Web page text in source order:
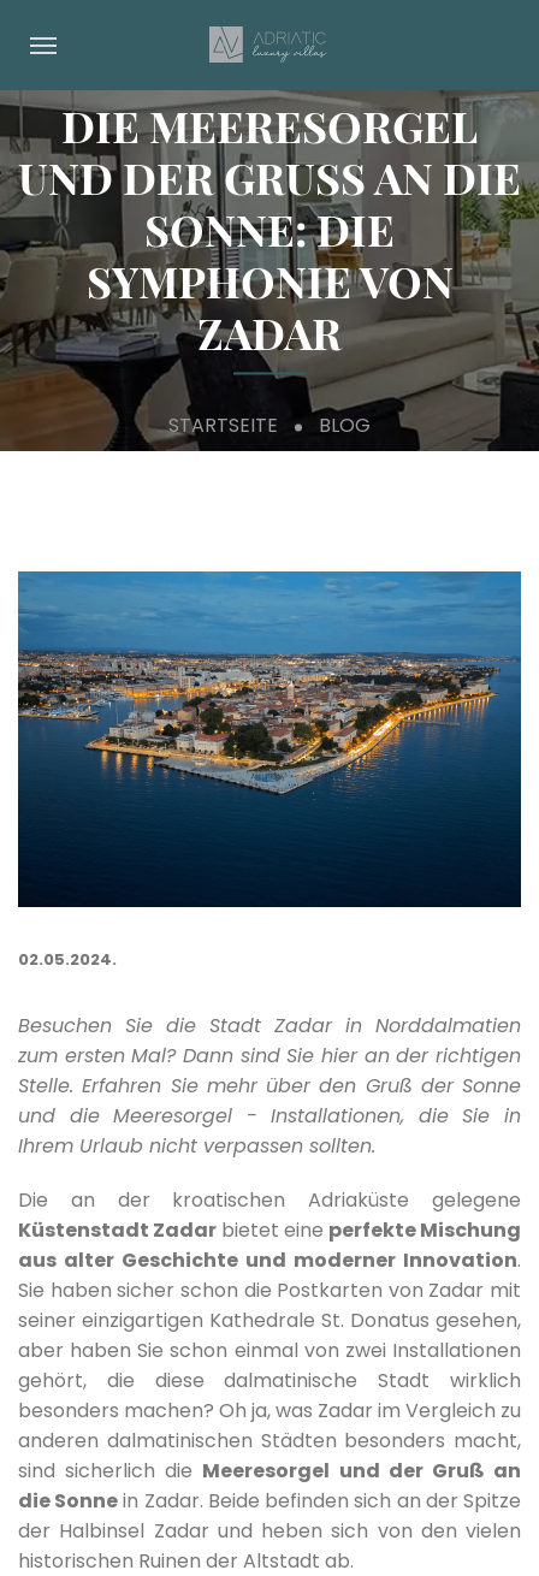
DIE MEERESORGEL
UND DER GRUSS AN DIE S
ONNE: DIE S
YMPHONIE VON Z
ADAR
STARTSEITE BLOG
02.05.2024.
Besuchen Sie die Stadt Zadar in Norddalmatien
zum ersten Mal? Dann sind Sie hier an der richtigen
Stelle. Erfahren Sie mehr über den Gruß der Sonne
und die Meeresorgel - Installationen, die Sie in
Ihrem Urlaub nicht verpassen sollten.
Die an der kroatischen Adriaküste gelegene
Küstenstadt Zadar bietet eine perfekte Mischung
aus alter Geschichte und moderner Innovation.
Sie haben sicher schon die Postkarten von Zadar mit
seiner einzigartigen Kathedrale St. Donatus gesehen,
aber haben Sie schon einmal von zwei Installationen
gehört, die diese dalmatinische Stadt wirklich
besonders machen? Oh ja, was Zadar im Vergleich zu
anderen dalmatinischen Städten besonders macht,
sind sicherlich die Meeresorgel und der Gruß an
die Sonnein Zadar. Beide befinden sich an der Spitze
der Halbinsel Zadar und heben sich von den vielen
historischen Ruinen der Altstadt ab.